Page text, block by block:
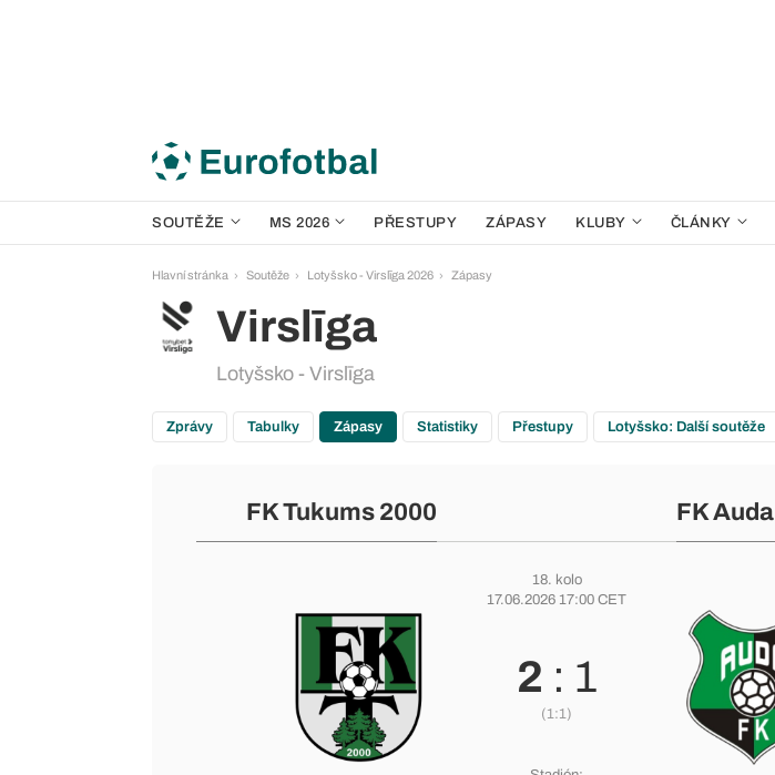
SOUTĚŽE MS 2026 PŘESTUPY ZÁPASY KLUBY ČLÁNKY
Hlavní stránka Soutěže Lotyšsko - Virslīga 2026 Zápasy
Virslīga
Lotyšsko - Virslīga
Zprávy Tabulky Zápasy Statistiky Přestupy Lotyšsko: Další soutěže
FK Tukums 2000 FK Auda
18. kolo
17.06.2026 17:00 CET
2 : 1
(1:1)